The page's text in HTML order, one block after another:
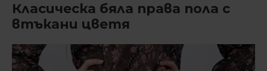
Класическа бяла права пола с
втъкани цветя